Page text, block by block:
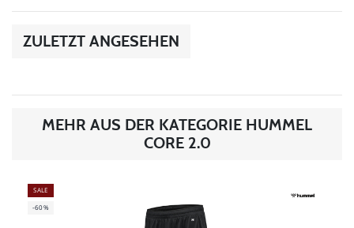
ZULETZT ANGESEHEN
MEHR AUS DER KATEGORIE HUMMEL
CORE 2.0
SALE
-60%